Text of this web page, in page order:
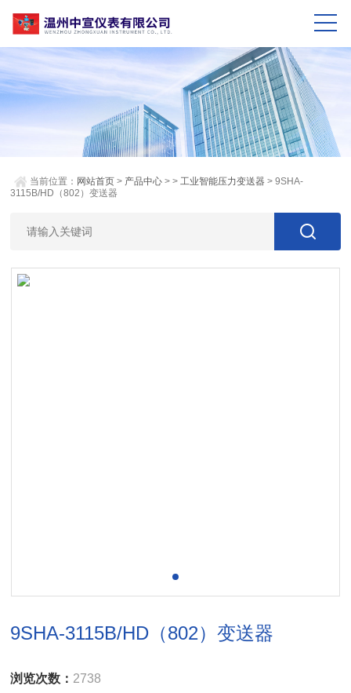
当前位置： 网站首页 > 产品中心 > >工业智能压力变送器 > 9SHA-
3115B/HD（802）变送器
9SHA-3115B/HD（802）变送器
浏览次数： 2738